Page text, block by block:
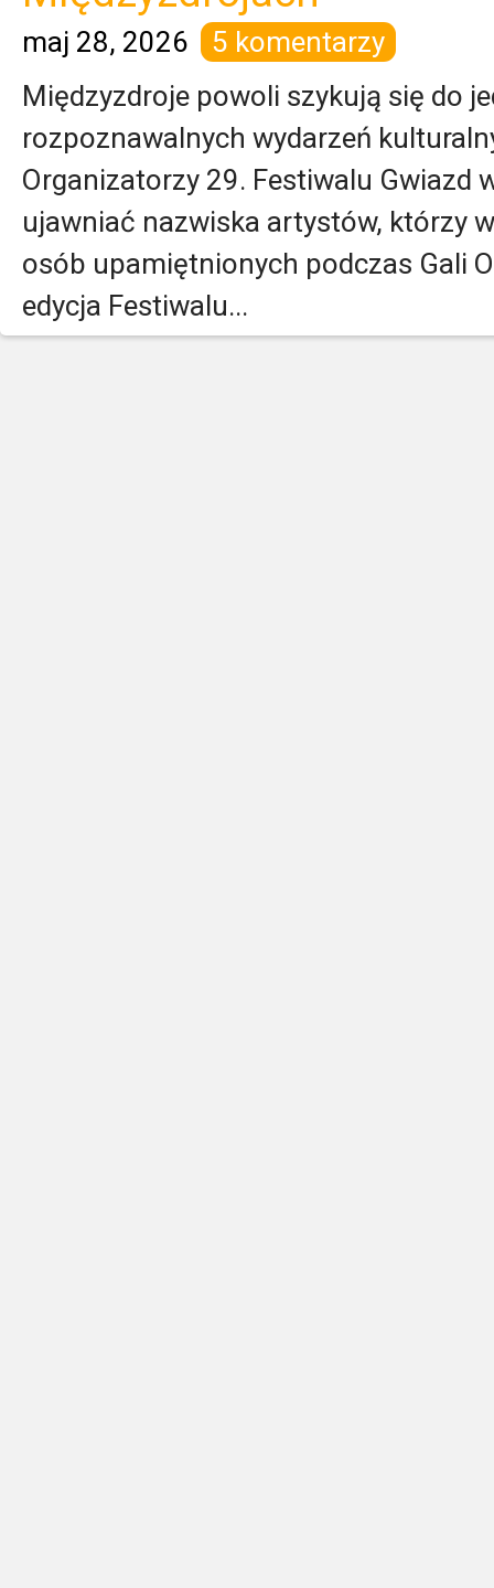
maj 28, 2026
5 komentarzy
Międzyzdroje powoli szykują się do
rozpoznawalnych wydarzeń
Organizatorzy 29. Festiwalu Gwiazd
ujawniać nazwiska artystów, którzy
osób upamiętnionych podczas Gali
edycja Festiwalu...